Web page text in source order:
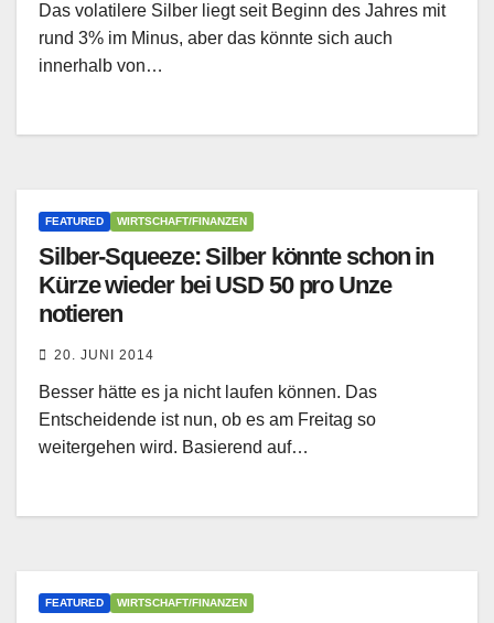
Das volatilere Silber liegt seit Beginn des Jahres mit
rund 3% im Minus, aber das könnte sich auch
innerhalb von…
FEATURED WIRTSCHAFT/FINANZEN
Silber-Squeeze: Silber könnte schon in
Kürze wieder bei USD 50 pro Unze
notieren
20. JUNI 2014
Besser hätte es ja nicht laufen können. Das
Entscheidende ist nun, ob es am Freitag so
weitergehen wird. Basierend auf…
FEATURED WIRTSCHAFT/FINANZEN